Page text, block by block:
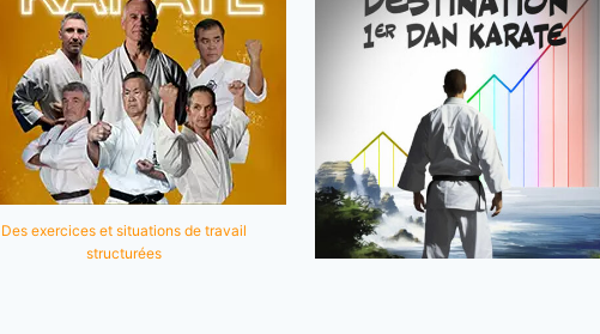
Des exercices et situations de travail
structurées